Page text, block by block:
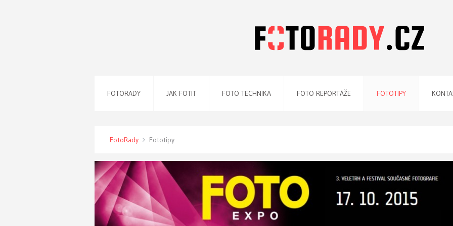
FOTORADY JAK FOTIT FOTO TECHNIKA FOTO REPORTÁŽE FOTOTIPY
FotoRady Fototipy